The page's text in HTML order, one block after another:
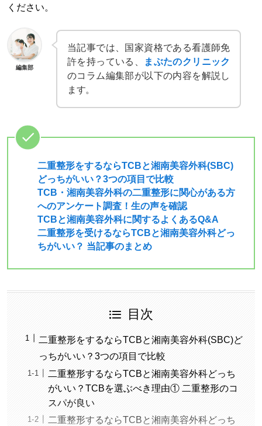
ください。
編集部
当記事では、国家資格である看護師免
許を持っている、
まぶたのクリニック
のコラム編集部が以下の内容を解説し
ます。
二重整形をするならTCBと湘南美容外科(SBC)
どっちがいい？3つの項目で比較
TCB・湘南美容外科の二重整形に関心がある方
へのアンケート調査！生の声を確認
TCBと湘南美容外科に関するよくあるQ&A
二重整形を受けるならTCBと湘南美容外科どっ
ちがいい？ 当記事のまとめ
目次
二重整形をするならTCBと湘南美容外科(SBC)ど
っちがいい？3つの項目で比較
二重整形するならTCBと湘南美容外科どっち
がいい？TCBを選ぶべき理由① 二重整形のコ
スパが良い
二重整形するならTCBと湘南美容外科どっち